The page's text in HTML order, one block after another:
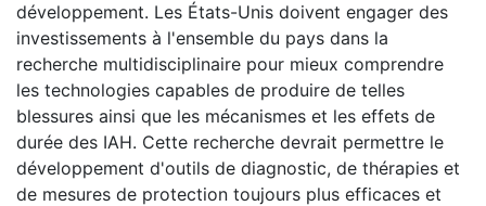
développement. Les États-Unis doivent engager des
investissements à l'ensemble du pays dans la
recherche multidisciplinaire pour mieux comprendre
les technologies capables de produire de telles
blessures ainsi que les mécanismes et les effets de
durée des IAH. Cette recherche devrait permettre le
développement d'outils de diagnostic, de thérapies et
de mesures de protection toujours plus efficaces et